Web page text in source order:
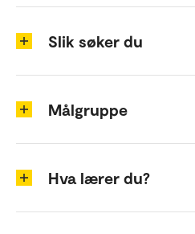
Slik søker du
Målgruppe
Hva lærer du?